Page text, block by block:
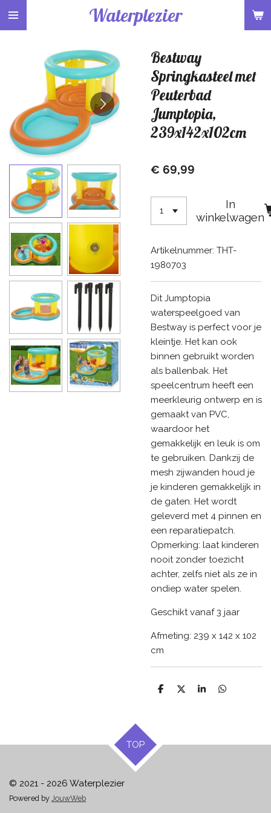
Ga
hoofdinhoud
Waterplezier
Bestway
Springkasteel met
Peuterbad
Jumptopia,
239x142x102cm
€ 69,99
In
winkelwagen
Artikelnummer: THT-
1980703
Dit Jumptopia
waterspeelgoed van
Bestway is perfect voor je
kleintje. Het kan ook
binnen gebruikt worden
als ballenbak. Het
speelcentrum heeft een
meerkleurig ontwerp en is
gemaakt van PVC,
waardoor het
gemakkelijk en leuk is om
te gebruiken. Dankzij de
mesh zijwanden houd je
je kinderen gemakkelijk in
de gaten. Het wordt
geleverd met 4 pinnen en
een reparatiepatch.
Opmerking: laat kinderen
nooit zonder toezicht
achter, zelfs niet als ze in
ondiep water spelen.
Geschikt vanaf 3 jaar
Afmeting: 239 x 142 x 102
cm
D
D
S
D
TOP
© 2021 - 2026 Waterplezier
Powered by JouwWeb